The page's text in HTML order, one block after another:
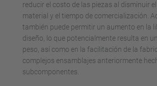
reducir el costo de las piezas al disminuir
material y el tiempo de comercialización.
también puede permitir un aumento en la
diseño, lo que potencialmente resulta en
peso, así como en la facilitación de la
complejos ensamblajes anteriormente
subcomponentes.